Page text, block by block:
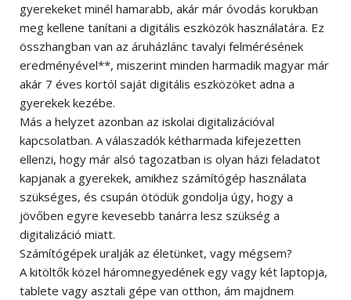
gyerekeket minél hamarabb, akár már óvodás korukban
meg kellene tanítani a digitális eszközök használatára. Ez
összhangban van az áruházlánc tavalyi felmérésének
eredményével**, miszerint minden harmadik magyar már
akár 7 éves kortól saját digitális eszközöket adna a
gyerekek kezébe.
Más a helyzet azonban az iskolai digitalizációval
kapcsolatban. A válaszadók kétharmada kifejezetten
ellenzi, hogy már alsó tagozatban is olyan házi feladatot
kapjanak a gyerekek, amikhez számítógép használata
szükséges, és csupán ötödük gondolja úgy, hogy a
jövőben egyre kevesebb tanárra lesz szükség a
digitalizáció miatt.
Számítógépek uralják az életünket, vagy mégsem?
A kitöltők közel háromnegyedének egy vagy két laptopja,
tablete vagy asztali gépe van otthon, ám majdnem